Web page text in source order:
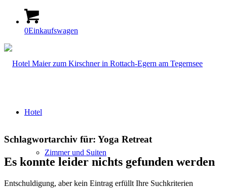
0Einkaufswagen
Hotel
Zimmer und Suiten
Schlagwortarchiv für: Yoga Retreat
Es konnte leider nichts gefunden werden
Entschuldigung, aber kein Eintrag erfüllt Ihre Suchkriterien